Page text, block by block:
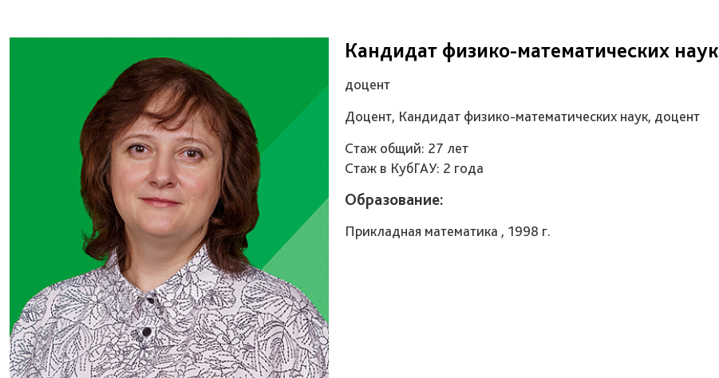
Кандидат физико-математических наук
доцент
Доцент, Кандидат физико-математических наук, доцент
Стаж общий: 27 лет
Стаж в КубГАУ: 2 года
Образование:
Прикладная математика , 1998 г.